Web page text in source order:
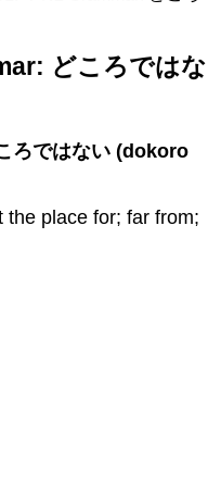
どころではな
ろではない (dokoro
the place for; far from;